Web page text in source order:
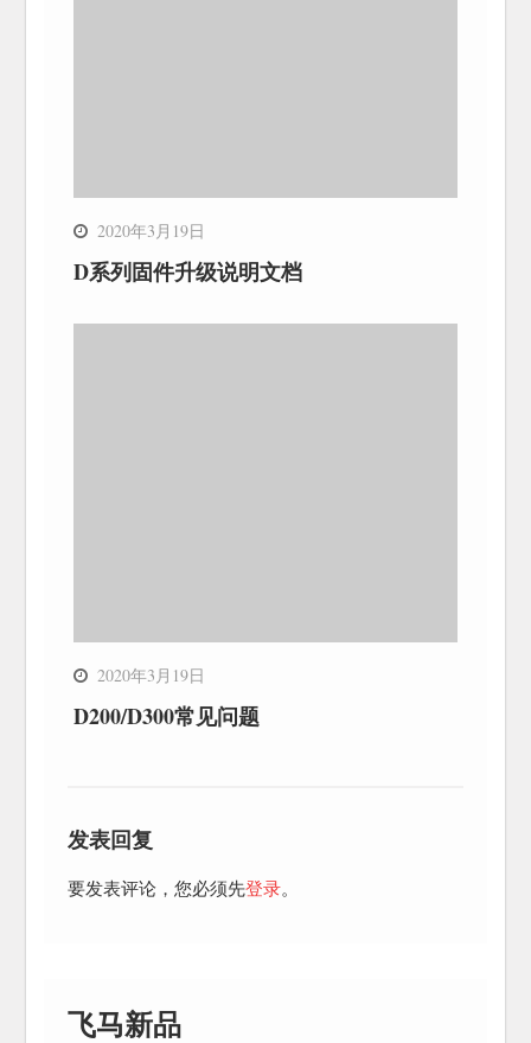
2020年3月19日
D系列固件升级说明文档
2020年3月19日
D200/D300常见问题
发表回复
要发表评论，您必须先登录。
飞马新品